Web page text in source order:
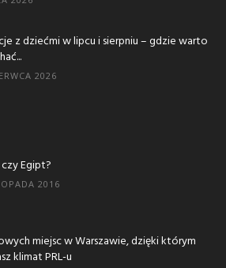
z dziećmi w lipcu i sierpniu – gdzie warto
2026
Egipt?
2016
miejsc w Warszawie, dzięki którym
klimat PRL-u